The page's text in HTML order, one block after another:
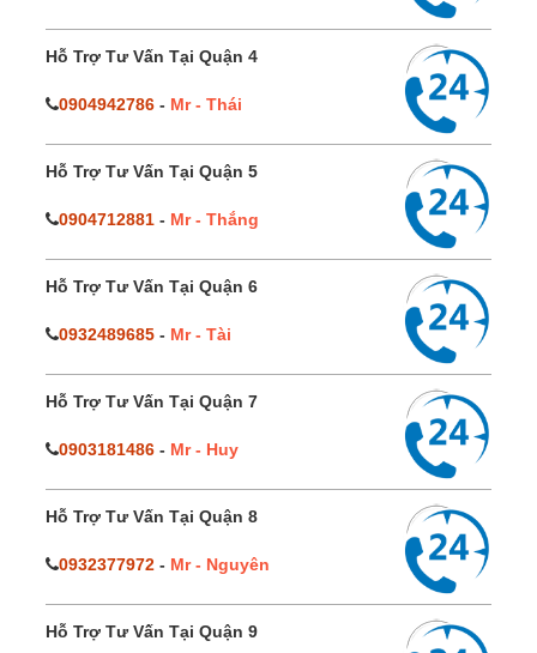
Hỗ Trợ Tư Vấn Tại Quận 4
0904942786 - Mr - Thái
Hỗ Trợ Tư Vấn Tại Quận 5
0904712881 - Mr - Thắng
Hỗ Trợ Tư Vấn Tại Quận 6
0932489685 - Mr - Tài
Hỗ Trợ Tư Vấn Tại Quận 7
0903181486 - Mr - Huy
Hỗ Trợ Tư Vấn Tại Quận 8
0932377972 - Mr - Nguyên
Hỗ Trợ Tư Vấn Tại Quận 9